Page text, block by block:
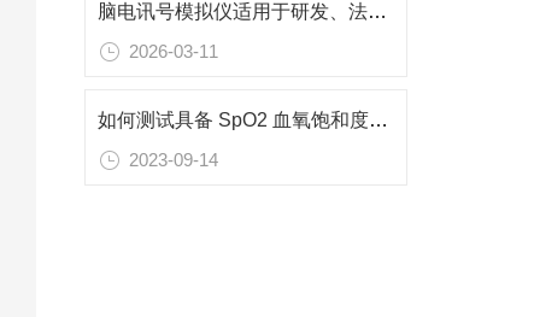
脑电讯号模拟仪适用于研发、法规符合性及产线测试
2026-03-11
如何测试具备 SpO2 血氧饱和度量测功能的穿戴式装置
2023-09-14